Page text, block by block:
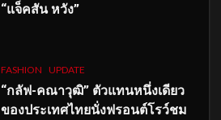
“แจ็คสัน หวัง”
FASHION UPDATE
“กลัฟ-คณาวุฒิ” ตัวแทนหนึ่งเดียว
ของประเทศไทยนั่งฟรอนต์โรว์ชม